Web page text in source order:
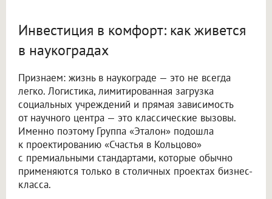
Инвестиция в комфорт: как живется
в наукоградах
Признаем: жизнь в наукограде — это не всегда
легко. Логистика, лимитированная загрузка
социальных учреждений и прямая зависимость
от научного центра — это классические вызовы.
Именно поэтому Группа «Эталон» подошла
к проектированию «Счастья в Кольцово»
с премиальными стандартами, которые обычно
применяются только в столичных проектах бизнес-
класса.